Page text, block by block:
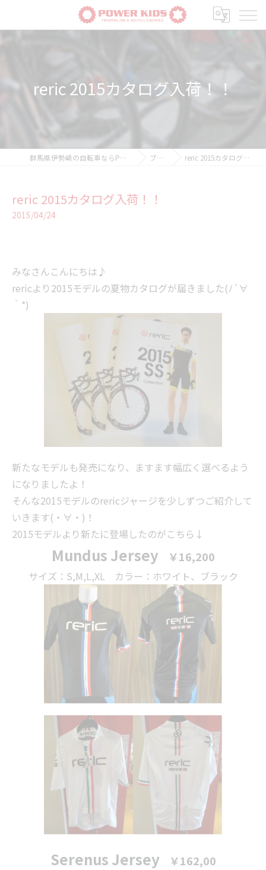
reric 2015カタログ入荷！！
群馬県伊勢崎の自転車ならPOWER-KIDS ブログ reric 2015カタログ入荷！！
reric 2015カタログ入荷！！
2015/04/24
みなさんこんにちは♪
rericより2015モデルの夏物カタログが届きました(ﾉ´∀
｀*)
新たなモデルも発売になり、ますます幅広く選べるよう
になりましたよ！
そんな2015モデルのrericジャージを少しずつご紹介して
いきます(・∀・)！
2015モデルより新たに登場したのがこちら↓
Mundus Jersey ￥16,200
サイズ：S,M,L,XL カラー：ホワイト、ブラック
Serenus Jersey ￥162,00